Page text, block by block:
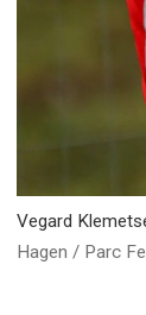
Vegard
Hagen / Parc